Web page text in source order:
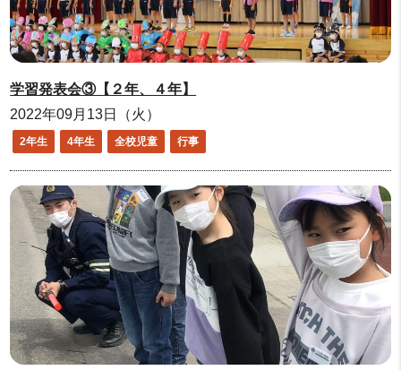
学習発表会③【２年、４年】
2022年09月13日（火）
2年生 4年生 全校児童 行事